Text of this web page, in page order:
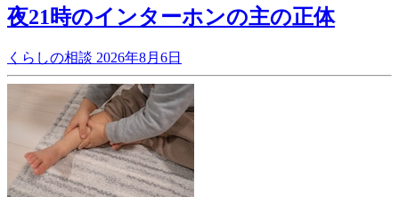
夜21時のインターホンの主の正体
くらしの相談 2026年8月6日